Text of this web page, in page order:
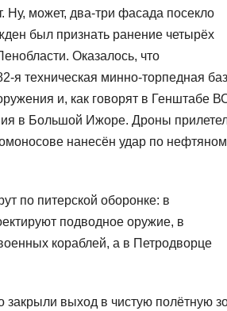
Ну, может, два-три фасада посекло
был признать ранение четырёх
Оказалось, что
техническая минно-торпедная
и, как говорят в Генштабе
в Большой Ижоре. Дроны
нанесён удар по
по питерской оборонке: в
подводное оружие, в
кораблей, а в Петродворце
закрыли выход в чистую полётную